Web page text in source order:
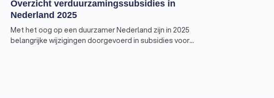
Overzicht verduurzamingssubsidies in
Nederland 2025
Met het oog op een duurzamer Nederland zijn in 2025
belangrijke wijzigingen doorgevoerd in subsidies voor